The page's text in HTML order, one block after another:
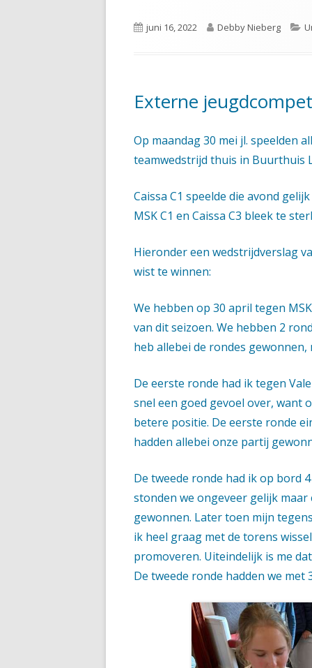
een
Gepubliceerd
juni 16, 2022 Auteur
Debby Nieberg
Externe
Op maandag 30 mei jl. speelden
teamwedstrijd thuis in Buurthuis
Caissa C1 speelde die avond
MSK C1 en Caissa C3 bleek te
Hieronder een wedstrijdverslag
wist te winnen:
We hebben op 30 april tegen
van dit seizoen. We hebben 2
heb allebei de rondes
De eerste ronde had ik tegen
snel een goed gevoel over, want
betere positie. De eerste ronde
hadden allebei onze partij
De tweede ronde had ik op bord
stonden we ongeveer gelijk
gewonnen. Later toen mijn
ik heel graag met de torens
promoveren. Uiteindelijk is me
De tweede rond​e hadden we met